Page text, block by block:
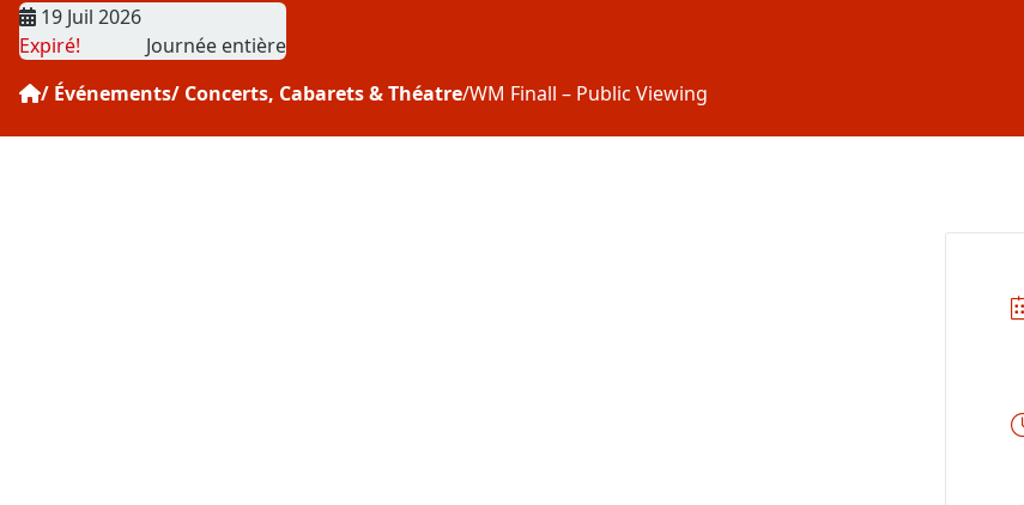
Date
19 Juil 2026
Expiré!
Journée entière
Événements Concerts, Cabarets & Théatre WM Finall – Public Viewing